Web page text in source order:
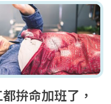
拚命加班了，